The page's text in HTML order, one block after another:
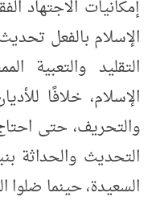
إمكانيات الاجتهاد
الإسلام بالفعل
التقليد والتعبية
الإسلام، خلافًا
والتحريف، حتى احتاج
التحديث والحداثة
السعيدة، حينما